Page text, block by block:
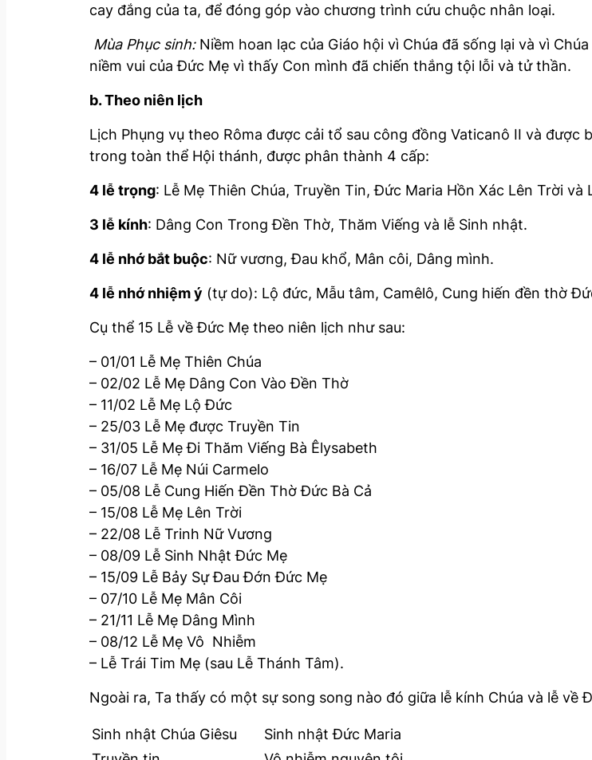
cay đắng của ta, để đóng góp vào chương trình cứu chuộc nhân loại.
Mùa Phục sinh: Niềm hoan lạc của Giáo hội vì Chúa đã sống lại và vì
niềm vui của Đức Mẹ vì thấy Con mình đã chiến thắng tội lỗi và tử thần.
b. Theo niên lịch
Lịch Phụng vụ theo Rôma được cải tổ sau công đồng Vaticanô II và được
trong toàn thể Hội thánh, được phân thành 4 cấp:
4 lễ trọng: Lễ Mẹ Thiên Chúa, Truyền Tin, Đức Maria Hồn Xác Lên Trời và
3 lễ kính: Dâng Con Trong Đền Thờ, Thăm Viếng và lễ Sinh nhật.
4 lễ nhớ bắt buộc: Nữ vương, Đau khổ, Mân côi, Dâng mình.
4 lễ nhớ nhiệm ý (tự do): Lộ đức, Mẫu tâm, Camêlô, Cung hiến đền thờ
Cụ thể 15 Lễ về Đức Mẹ theo niên lịch như sau:
– 01/01 Lễ Mẹ Thiên Chúa
– 02/02 Lễ Mẹ Dâng Con Vào Đền Thờ
– 11/02 Lễ Mẹ Lộ Đức
– 25/03 Lễ Mẹ được Truyền Tin
– 31/05 Lễ Mẹ Đi Thăm Viếng Bà Êlysabeth
– 16/07 Lễ Mẹ Núi Carmelo
– 05/08 Lễ Cung Hiến Đền Thờ Đức Bà Cả
– 15/08 Lễ Mẹ Lên Trời
– 22/08 Lễ Trinh Nữ Vương
– 08/09 Lễ Sinh Nhật Đức Mẹ
– 15/09 Lễ Bảy Sự Đau Đớn Đức Mẹ
– 07/10 Lễ Mẹ Mân Côi
– 21/11 Lễ Mẹ Dâng Mình
– 08/12 Lễ Mẹ Vô Nhiễm
– Lễ Trái Tim Mẹ (sau Lễ Thánh Tâm).
Ngoài ra, Ta thấy có một sự song song nào đó giữa lễ kính Chúa và lễ về
Sinh nhật Chúa Giêsu
Sinh nhật Đức Maria